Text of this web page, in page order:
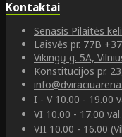
Kontaktai
Senasis Pilaitės
Laisvės pr. 77B
Vikingų g. 5A,
Konstitucijos pr.
I - V 10.00 - 19.00
VI 10.00 - 17.00 val.
VII 10.00 - 16.00